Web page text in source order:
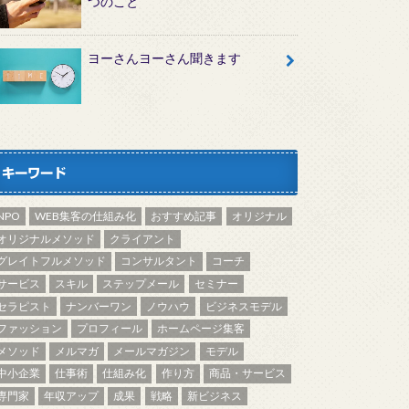
ヨーさんヨーさん聞きます
キーワード
WEB集客の仕組み化 おすすめ記事
オリジナル
リジナルメソッド
クライアント
レイトフルメソッド
コンサルタント
コーチ
ービス
スキル ステップメール
セミナー
ラピスト
ナンバーワン ノウハウ
ビジネスモデル
ァッション
プロフィール
ホームページ集客
ソッド
メルマガ メールマガジン
モデル
小企業
仕事術 仕組み化 作り方
商品・サービス
門家
年収アップ 成果 戦略 新ビジネス